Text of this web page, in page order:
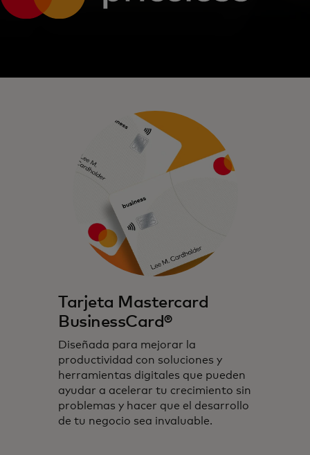
Tarjeta Mastercard
BusinessCard®
Diseñada para mejorar la
productividad con soluciones y
herramientas digitales que pueden
ayudar a acelerar tu crecimiento sin
problemas y hacer que el desarrollo
de tu negocio sea invaluable.